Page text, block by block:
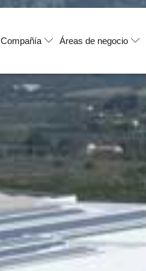
Compañía Áreas de negocio